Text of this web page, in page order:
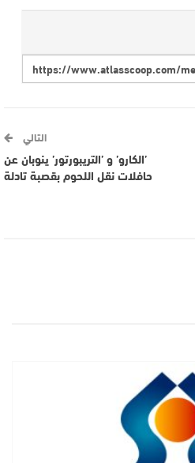
التالي
’الكارو’ و ’التريبورتور’ ينوبان عن
حافلات نقل اللحوم بقصبة تادلة